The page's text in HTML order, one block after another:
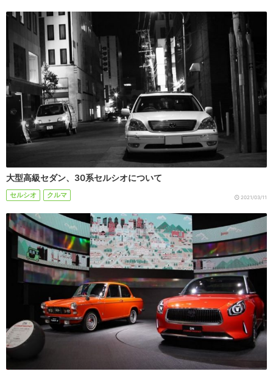
大型高級セダン、30系セルシオについて
セルシオ クルマ 2021/03/11